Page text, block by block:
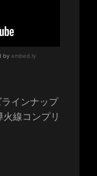
インナップ
線コンプリ